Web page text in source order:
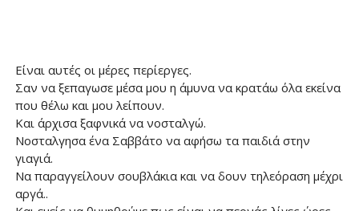
Είναι αυτές οι μέρες περίεργες.
Σαν να ξεπαγωσε μέσα μου η άμυνα να κρατάω όλα εκείνα
που θέλω και μου λείπουν.
Και άρχισα ξαφνικά να νοσταλγώ.
Νοσταλγησα ένα Σαββάτο να αφήσω τα παιδιά στην
γιαγιά.
Να παραγγείλουν σουβλάκια και να δουν τηλεόραση μέχρι
αργά..